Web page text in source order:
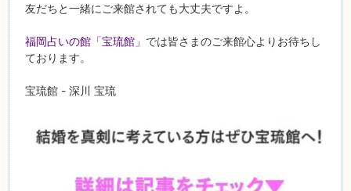
友だちと一緒にご来館されても大丈夫ですよ。
福岡占いの館「宝琉館」 では皆さまのご来館心よりお待ちし
ております。
宝琉館 - 深川 宝琉